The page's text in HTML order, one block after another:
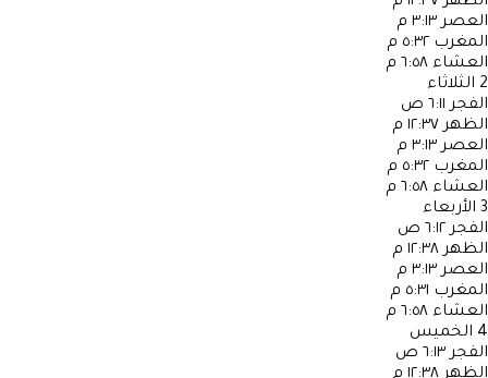
العصر ٣:١٣ م
المغرب ٥:٣٢ م
العشاء ٦:٥٨ م
2 الثلاثاء
الفجر ٦:١١ ص
الظهر ١٢:٣٧ م
العصر ٣:١٣ م
المغرب ٥:٣٢ م
العشاء ٦:٥٨ م
3 الأربعاء
الفجر ٦:١٢ ص
الظهر ١٢:٣٨ م
العصر ٣:١٣ م
المغرب ٥:٣١ م
العشاء ٦:٥٨ م
4 الخميس
الفجر ٦:١٣ ص